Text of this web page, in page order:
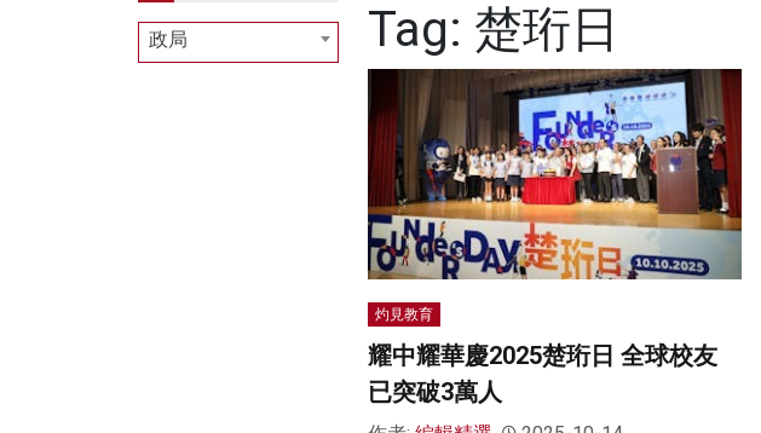
Tag: 楚珩日
灼見教育
耀中耀華慶2025楚珩日 全球校友
已突破3萬人
政局